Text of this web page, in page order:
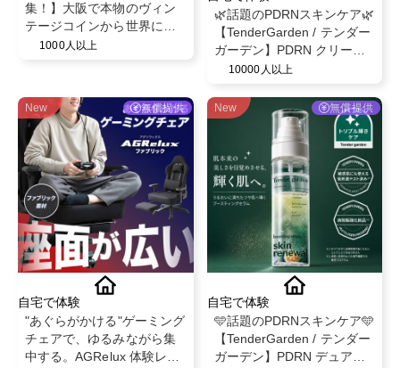
集！】大阪で本物のヴィン
テージコインから世界に一
つだけのリング💍
1000人以上
🌿話題のPDRNスキンケア🌿
【TenderGarden / テンダー
ガーデン】PDRN クリーム
シートマスク 30g × 5枚 モ
10000人以上
New 無償提供
自宅で体験
"あぐらがかける"ゲーミング
チェアで、ゆるみながら集
中する。AGRelux 体験レビ
New 無償提供
自宅で体験
🩵話題のPDRNスキンケア🩵
【TenderGarden / テンダー
ガーデン】PDRN デュアル